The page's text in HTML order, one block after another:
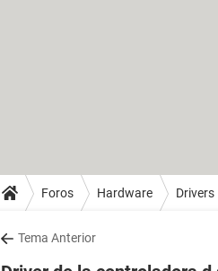
Foros Hardware Drivers
Tema Anterior